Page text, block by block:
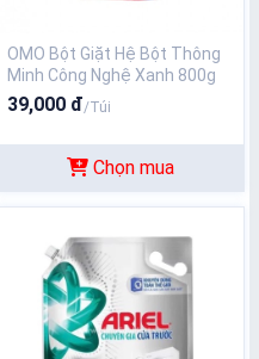
OMO Bột Giặt Hệ Bột Thông
Minh Công Nghệ Xanh 800g
39,000 đ/Túi
Chọn mua